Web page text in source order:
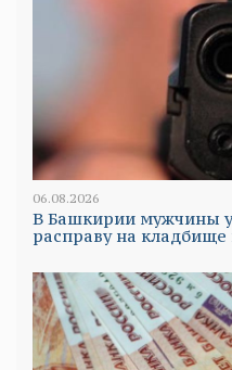
06.08.2026
В Башкирии мужчины
расправу на кладбище